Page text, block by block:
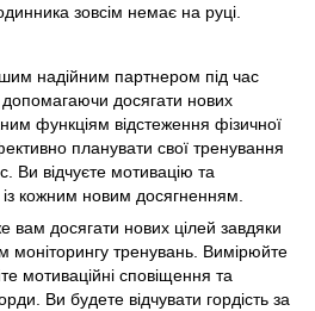
зовсім немає на руці.
надійним партнером під час
досягати нових
функціям відстеження фізичної
планувати свої тренування
Ви відчуєте мотивацію та
із кожним новим досягненням.
досягати нових цілей завдяки
тренувань. Вимірюйте
мотиваційні сповіщення та
Ви будете відчувати гордість за